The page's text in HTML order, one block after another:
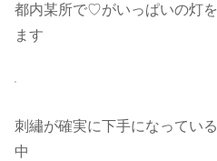
都内某所で♡がいっぱいの灯
ます
刺繡が確実に下手になってい
中